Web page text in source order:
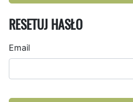
RESETUJ HASŁO
Email